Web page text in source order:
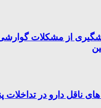
از مشکلات
ناقل دارو در تداخلات